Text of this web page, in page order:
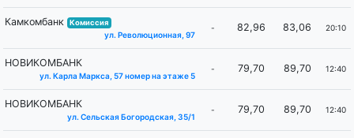
Камкомбанк Комиссия
ул. Революционная, 97
- 82,96 83,06 20:10
НОВИКОМБАНК
ул. Карла Маркса, 57 номер на этаже 5
- 79,70 89,70 12:40
НОВИКОМБАНК
ул. Сельская Богородская, 35/1
- 79,70 89,70 12:40